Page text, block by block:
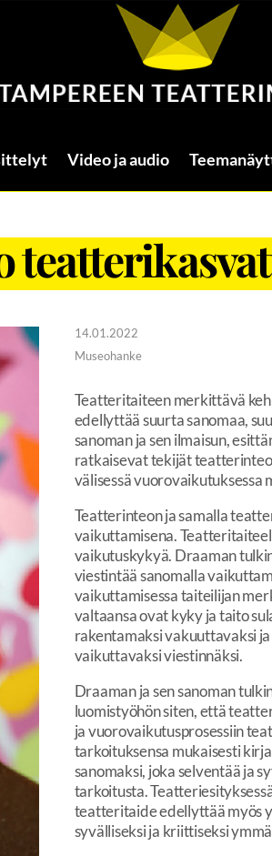
Video ja audio
14.01.2022
Museohanke
Teatteritaiteen merkittävä
edellyttää suurta sanomaa,
sanoman ja sen ilmaisun,
ratkaisevat tekijät
välisessä vuorovaikutuksessa
Teatterinteon ja samalla
vaikuttamisena.
vaikutuskykyä. Draaman
viestintää sanomalla
vaikuttamisessa taiteilijan
valtaansa ovat kyky ja taito
rakentamaksi vakuuttavaksi
vaikuttavaksi viestinnäksi.
Draaman ja sen sanoman
luomistyöhön siten, että
ja vuorovaikutusprosessiin
tarkoituksensa mukaisesti
sanomaksi, joka selventää ja
tarkoitusta.
teatteritaide edellyttää myös
syvälliseksi ja kriittiseksi